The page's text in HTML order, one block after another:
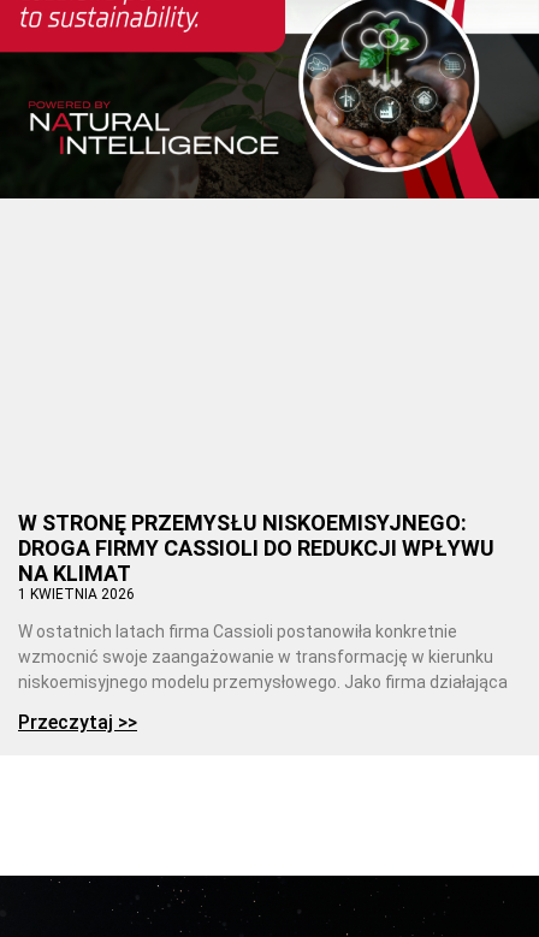
W STRONĘ PRZEMYSŁU NISKOEMISYJNEGO:
DROGA FIRMY CASSIOLI DO REDUKCJI WPŁYWU
NA KLIMAT
1 KWIETNIA 2026
W ostatnich latach firma Cassioli postanowiła konkretnie
wzmocnić swoje zaangażowanie w transformację w kierunku
niskoemisyjnego modelu przemysłowego. Jako firma działająca
Przeczytaj >>